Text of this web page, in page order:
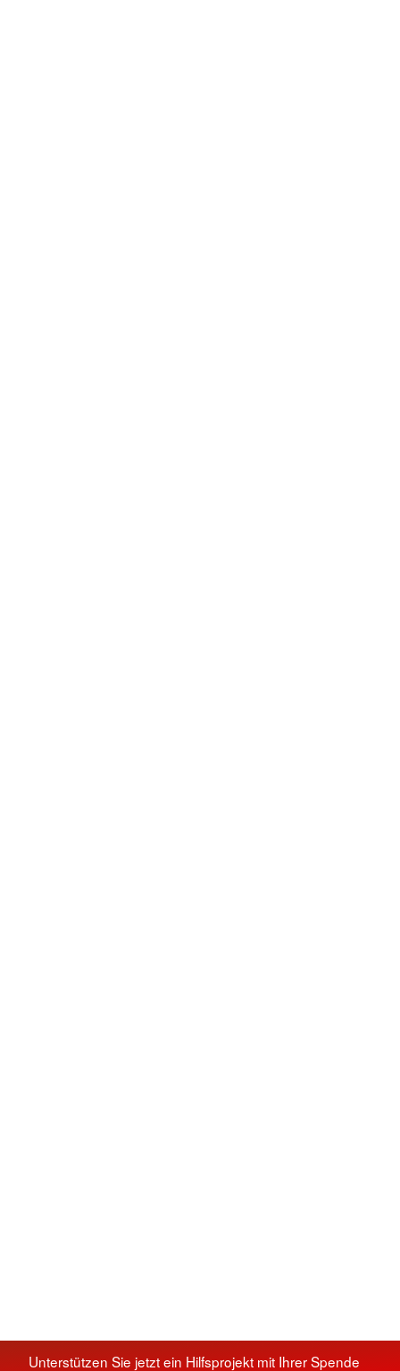
Unterstützen Sie jetzt ein Hilfsprojekt mit Ihrer Spende